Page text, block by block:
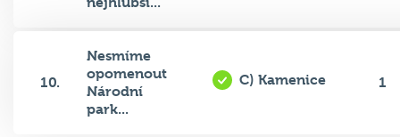
10.
Nesmíme
opomenout
Národní
park...
C) Kamenice 1